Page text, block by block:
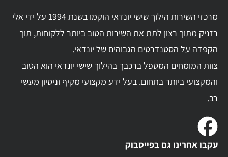
מרכזי השירות הילוך שישי יונדאי הוקמו בשנת 1994 על ידי אלי
רזניק מתוך רצון לתת את השירות הטוב ביותר ללקוחות, תוך
הקפדה על הסטנדרטים הגבוהים של יונדאי.
צוות המומחים המטפל ברכבך בהילוך שישי יונדאי הוא הטוב
והמקצועי ביותר בתחום. בעל ידע מקצועי מקיף וניסיון מעשי
רב.
עקבו אחרינו גם בפייסבוק